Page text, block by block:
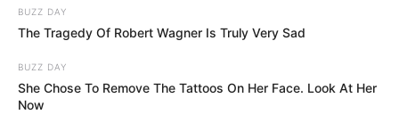
BUZZ DAY
The Tragedy Of Robert Wagner Is Truly Very Sad
BUZZ DAY
She Chose To Remove The Tattoos On Her Face. Look At Her
Now